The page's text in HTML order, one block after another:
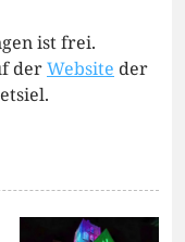
ist frei.
derWebsite der